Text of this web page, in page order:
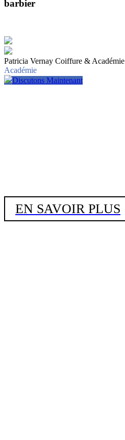
barbier
Patricia Vernay Coiffure & Académie
Académie
Discutons Maintenant
EN SAVOIR PLUS